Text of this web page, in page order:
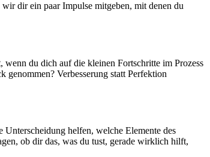
dir ein paar Impulse mitgeben, mit denen du
du dich auf die kleinen Fortschritte im Prozess
genommen? Verbesserung statt Perfektion
helfen, welche Elemente des
ob dir das, was du tust, gerade wirklich hilft,